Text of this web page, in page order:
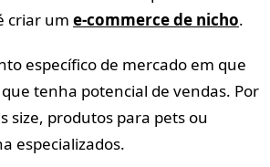
criar um e-commerce de nicho.
específico de mercado em que
tenha potencial de vendas. Por
size, produtos para pets ou
especializados.